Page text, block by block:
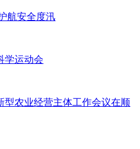
航安全度汛
学运动会
型农业经营主体工作会议在顺